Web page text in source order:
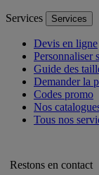
Services Services
Devis en ligne
Personnaliser
Guide des
Demander la
Codes promo
Nos
Tous nos
Restons en contact